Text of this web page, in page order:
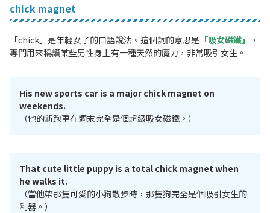
chick magnet
「chick」是年輕女子的口語說法。這個詞的意思是 「吸女磁鐵」
，
專門用來稱讚某些男性身上有一種天然的魔力，非常吸引女生。
His new sports car is a major chick magnet on
weekends.
（他的新跑車在週末完全是個超級吸女磁鐵。）
That cute little puppy is a total chick magnet when
he walks it.
（當他帶那隻可愛的小狗散步時，那隻狗完全是個吸引女生的
利器。）